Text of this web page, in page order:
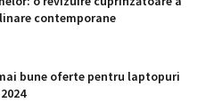
contemporane
bune oferte pentru laptopuri